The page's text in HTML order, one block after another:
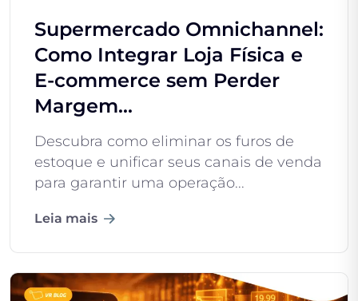
Supermercado Omnichannel:
Como Integrar Loja Física e
E-commerce sem Perder
Margem...
Descubra como eliminar os furos de
estoque e unificar seus canais de venda
para garantir uma operação...
Leia mais